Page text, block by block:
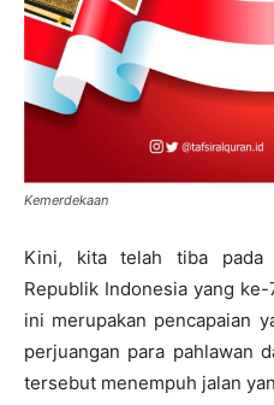
Kemerdekaan
Kini, kita telah tiba pada
Republik Indonesia yang
ini merupakan pencapaian
perjuangan para pahlawan
tersebut menempuh jalan